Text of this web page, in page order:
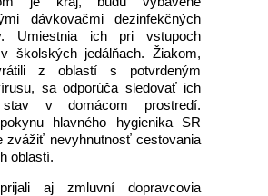
dávkovačmi dezinfekčných
Umiestnia ich pri vstupoch
školských jedálňach. Žiakom,
z oblastí s potvrdeným
sa odporúča sledovať ich
stav v domácom prostredí.
hlavného hygienika SR
zvážiť nevyhnutnosť cestovania
oblastí.
aj zmluvní dopravcovia